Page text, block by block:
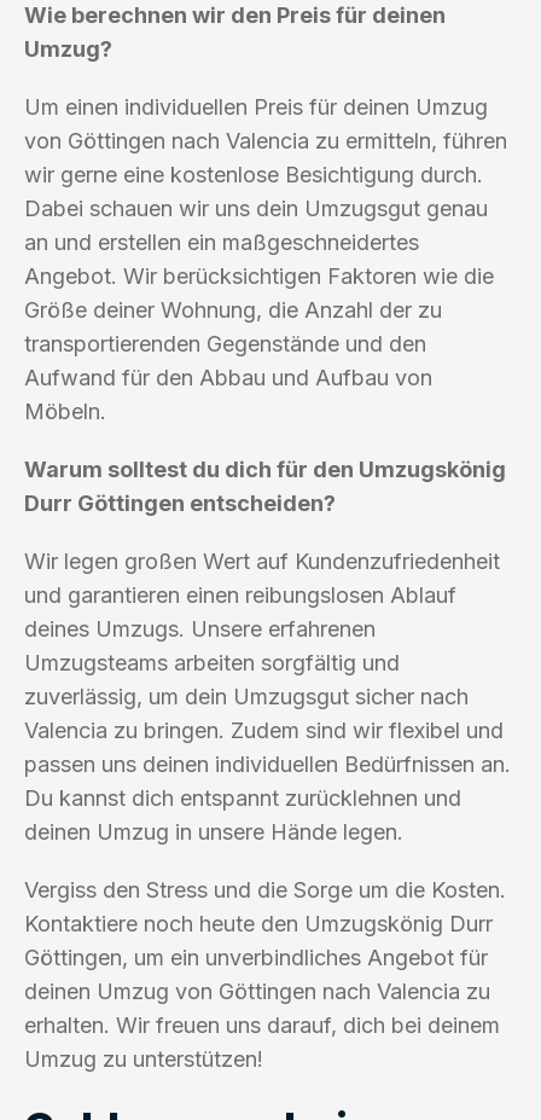
Wie berechnen wir den Preis für deinen
Umzug?
Um einen individuellen Preis für deinen Umzug
von Göttingen nach Valencia zu ermitteln, führen
wir gerne eine kostenlose Besichtigung durch.
Dabei schauen wir uns dein Umzugsgut genau
an und erstellen ein maßgeschneidertes
Angebot. Wir berücksichtigen Faktoren wie die
Größe deiner Wohnung, die Anzahl der zu
transportierenden Gegenstände und den
Aufwand für den Abbau und Aufbau von
Möbeln.
Warum solltest du dich für den Umzugskönig
Durr Göttingen entscheiden?
Wir legen großen Wert auf Kundenzufriedenheit
und garantieren einen reibungslosen Ablauf
deines Umzugs. Unsere erfahrenen
Umzugsteams arbeiten sorgfältig und
zuverlässig, um dein Umzugsgut sicher nach
Valencia zu bringen. Zudem sind wir flexibel und
passen uns deinen individuellen Bedürfnissen an.
Du kannst dich entspannt zurücklehnen und
deinen Umzug in unsere Hände legen.
Vergiss den Stress und die Sorge um die Kosten.
Kontaktiere noch heute den Umzugskönig Durr
Göttingen, um ein unverbindliches Angebot für
deinen Umzug von Göttingen nach Valencia zu
erhalten. Wir freuen uns darauf, dich bei deinem
Umzug zu unterstützen!